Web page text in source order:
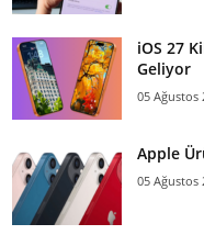
iOS 27
Geliyor
05 Ağustos
Apple
05 Ağustos